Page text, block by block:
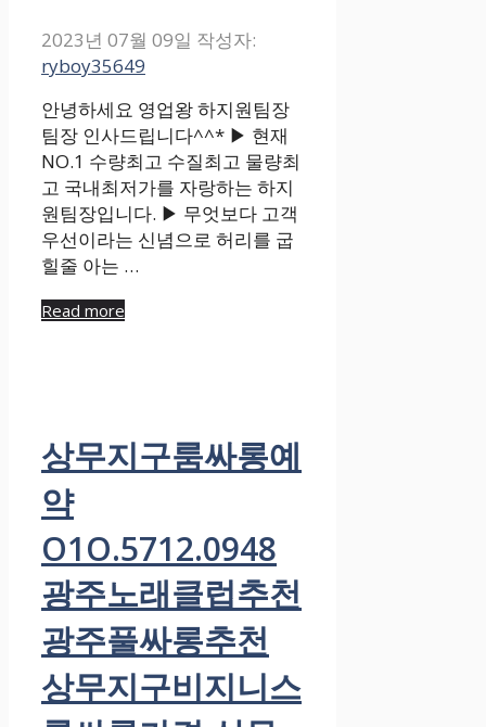
2023년 07월 09일 작성자:
ryboy35649
안녕하세요 영업왕 하지원팀장
팀장 인사드립니다^^* ▶ 현재
NO.1 수량최고 수질최고 물량최
고 국내최저가를 자랑하는 하지
원팀장입니다. ▶ 무엇보다 고객
우선이라는 신념으로 허리를 굽
힐줄 아는 …
Read more
상무지구룸싸롱예
약
O1O.5712.0948
광주노래클럽추천
광주풀싸롱추천
상무지구비지니스